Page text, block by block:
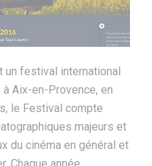
un festival international
Aix-en-Provence, en
le Festival compte
majeurs et
du cinéma en général et